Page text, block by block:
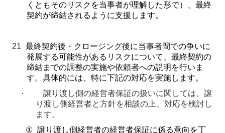
くともそのリスクを当事者が理解した形で）、最終
契約が締結されるように支援します。
21 最終契約後・クロージング後に当事者間での争いに
発展する可能性があるリスクについて、最終契約の
締結までの調整の実施や依頼者への説明を行いま
す。具体的には、特に下記の対応を実施します。
·
譲り渡し側の経営者保証の扱いに関しては、譲
り渡し側経営者と方針を相談の上、対応を検討し
ます。
① 譲り渡し側経営者の経営者保証に係る意向を丁